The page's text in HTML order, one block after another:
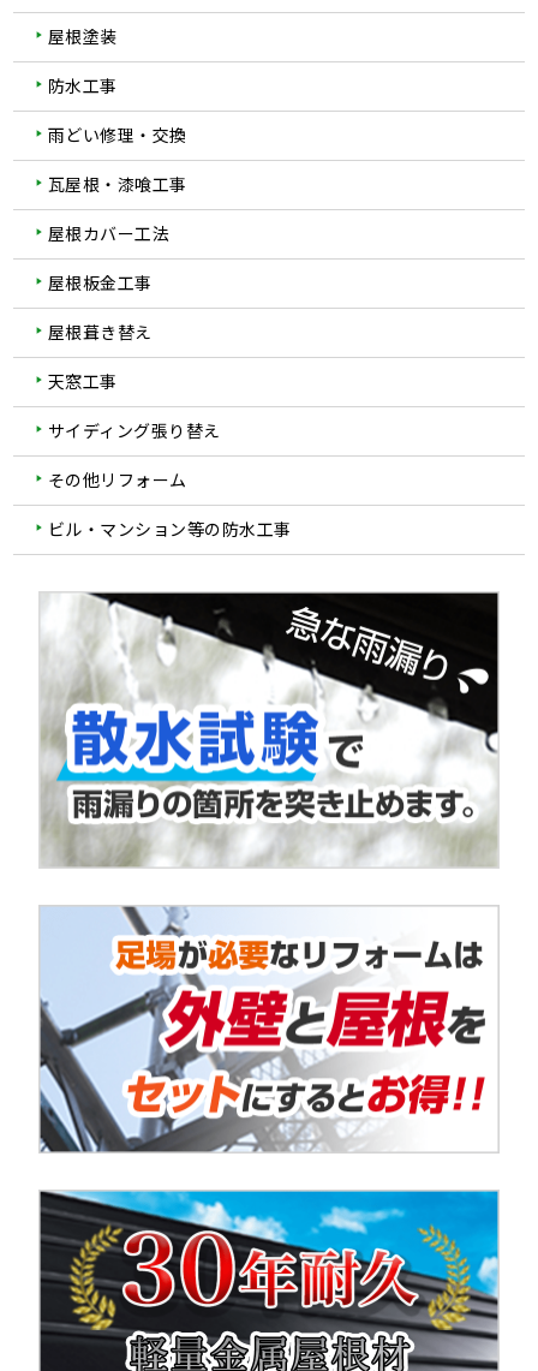
屋根塗装
防水工事
雨どい修理・交換
瓦屋根・漆喰工事
屋根カバー工法
屋根板金工事
屋根葺き替え
天窓工事
サイディング張り替え
その他リフォーム
ビル・マンション等の防水工事